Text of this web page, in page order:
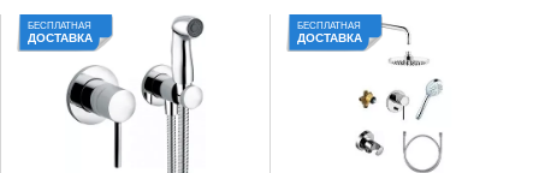
БЕСПЛАТНАЯ
ДОСТАВКА
БЕСПЛАТНАЯ
ДОСТАВКА